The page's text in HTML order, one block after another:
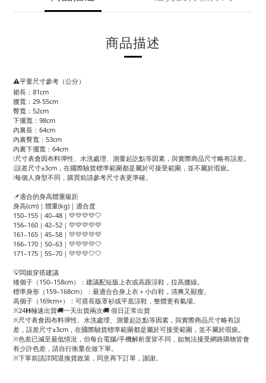
商品描述
⚠️平量尺寸參考（公分）
裙長：81cm
腰寬：29-55cm
臀寬：52cm
下擺寬：98cm
內裏長：64cm
內裏臀寬：53cm
內裏下擺寬：64cm
❕尺寸表會因布料彈性、水洗處理、測量起訖點等因素，與實際商品尺寸略有誤差。
❕誤差尺寸±3cm，在國際驗貨標準範圍都是屬於可接受範圍，並不屬於瑕疵。
❕每個人身型不同，購買前請參考尺寸表更準確。
📌適合的身高體重級距
身高(cm)｜體重(kg)｜適合度
150–155｜40–48｜💛💛💛💛🤍
156–160｜42–52｜💛💛💛💛💛
161–165｜45–58｜💛💛💛💛💛
166–170｜50–63｜💛💛💛💛🤍
171–175｜55–70｜💛💛💛🤍🤍
💡闆娘穿搭建議
矮個子（150–158cm）：建議配短版上衣或高跟涼鞋，拉高腰線。
標準身形（159–168cm）：最適合合身上衣＋小白鞋，清爽又顯瘦。
高個子（169cm+）：可搭長版罩衫或平底涼鞋，整體更有氣場。
※24𝗛極速出貨🚚一天出貨兩次🚚 假日正常出貨
※尺寸表會因布料彈性、水洗處理、測量起訖點等因素，與實際商品尺寸略有誤
差，誤差尺寸±3cm，在國際驗貨標準範圍都是屬於可接受範圍，並不屬於瑕疵。
※色差已減至最低情況，但每台電腦/手機解析度皆不同，如無法接受網路購物皆會
有少許色差，請自行衡量在做下單。
※下單前請詳閱退換貨政策，同意再下訂單，謝謝。